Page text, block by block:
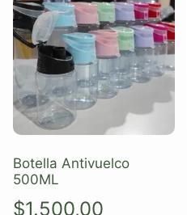
Botella Antivuelco
500ML
$1.500,00